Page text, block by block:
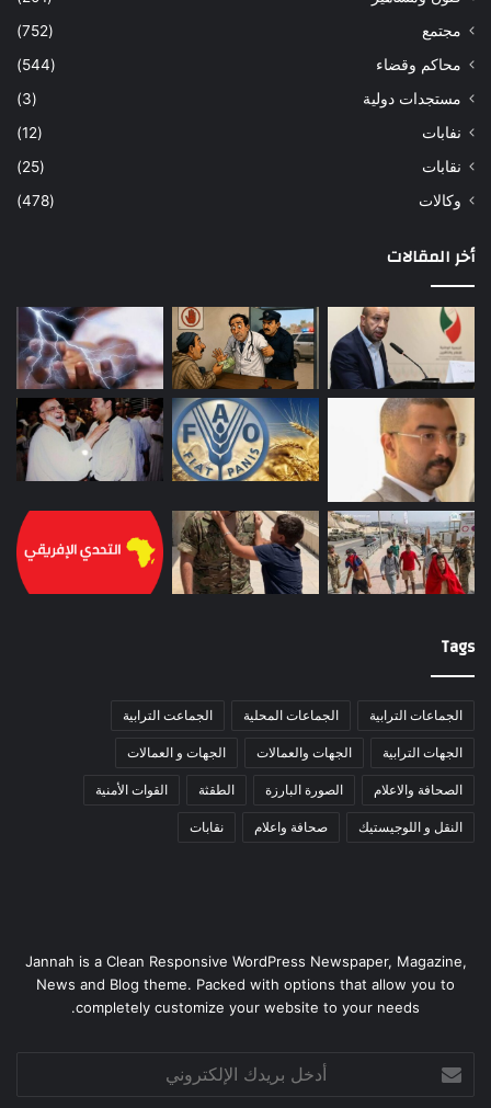
مجتمع
(752)
محاكم وقضاء
(544)
مستجدات دولية
(3)
نفابات
(12)
نقابات
(25)
وكالات
(478)
أخر المقالات
Tags
الجماعات الترابية الجماعات المحلية الجماعت الترابية
الجهات الترابية الجهات والعمالات الجهات و العمالات
الصحافة والاعلام الصورة البارزة الطقثة القوات الأمنية
النقل و اللوجيستيك صحافة واعلام نقابات
Jannah is a Clean Responsive WordPress Newspaper, Magazine,
News and Blog theme. Packed with options that allow you to
completely customize your website to your needs.
بريدك